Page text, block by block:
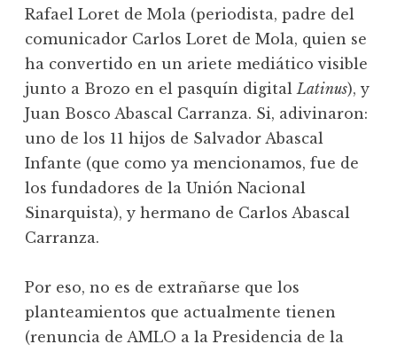
Rafael Loret de Mola (periodista, padre del
comunicador Carlos Loret de Mola, quien se
ha convertido en un ariete mediático visible
junto a Brozo en el pasquín digitalLatinus), y
Juan Bosco Abascal Carranza. Si, adivinaron:
uno de los 11 hijos de Salvador Abascal
Infante (que como ya mencionamos, fue de
los fundadores de la Unión Nacional
Sinarquista), y hermano de Carlos Abascal
Carranza.
Por eso, no es de extrañarse que los
planteamientos que actualmente tienen
(renuncia de AMLO a la Presidencia de la